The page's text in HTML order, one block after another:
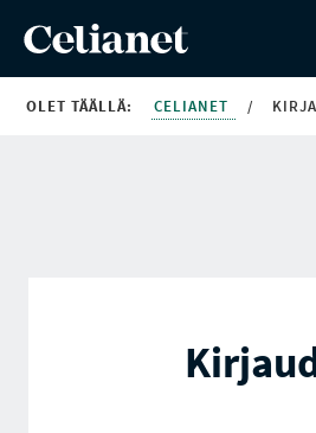
OLET TÄÄLLÄ: CELIANET /